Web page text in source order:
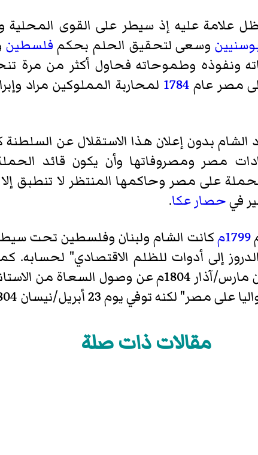
عليه إذ سيطر على القوى المحلية
وسعى لتحقيق الحلم بحكم فلسطين
وطموحاته فحاول أكثر من مرة
مصر عام 1784 لمحاربة المملوكين مراد
بدون إعلان هذا الاستقلال عن
مصر ومصروفاتها وأن يكون قائد
الحملة على مصر وحاكمها المنتظر لا
فيحصار عكا.
1799م كانت الشام ولبنان وفلسطين تحت
إلى أدوات للظلم الاقتصادي"
كتب في الخامس من مارس/آذار 1804م عن
لكنه توفي يوم 23 أبريل/نيسان 1804م.
مقالات ذات صلة